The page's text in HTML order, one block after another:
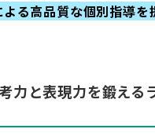
る高品質な個別指導を
力と表現力を鍛える